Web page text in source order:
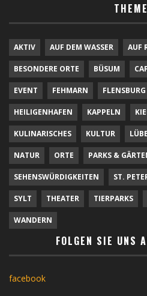
AKTIV AUF DEM WASSER AUF
BESONDERE ORTE BÜSUM
EVENT FEHMARN FLENSBURG
HEILIGENHAFEN KAPPELN
KULINARISCHES KULTUR
NATUR ORTE PARKS &
SEHENSWÜRDIGKEITEN ST.
SYLT THEATER TIERPARKS
WANDERN
FOLGEN SIE UNS
facebook